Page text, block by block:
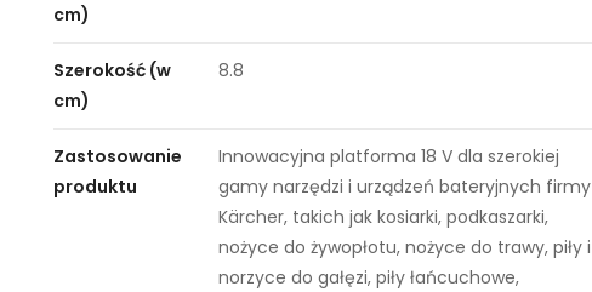
cm)
Szerokość (w
cm)
8.8
Zastosowanie
produktu
Innowacyjna platforma 18 V dla szerokiej
gamy narzędzi i urządzeń bateryjnych firmy
Kärcher, takich jak kosiarki, podkaszarki,
nożyce do żywopłotu, nożyce do trawy, piły i
norzyce do gałęzi, piły łańcuchowe,